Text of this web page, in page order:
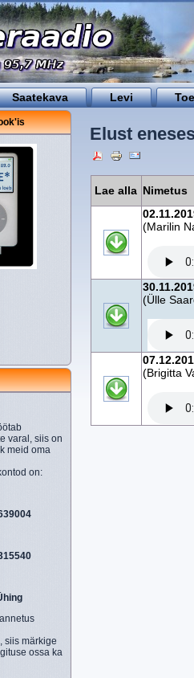
Saatekava Levi
varal, siis on
meid oma
on:
siis märkige
ossa ka
Elust
Lae alla Nimetus
(Marilin
(Ülle
(Brigitta